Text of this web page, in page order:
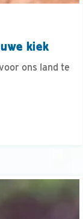
kiek
ons land te